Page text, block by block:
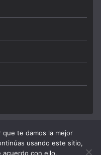
. All rights reserved.
que te damos la mejor
usando este sitio,
acuerdo con ello.